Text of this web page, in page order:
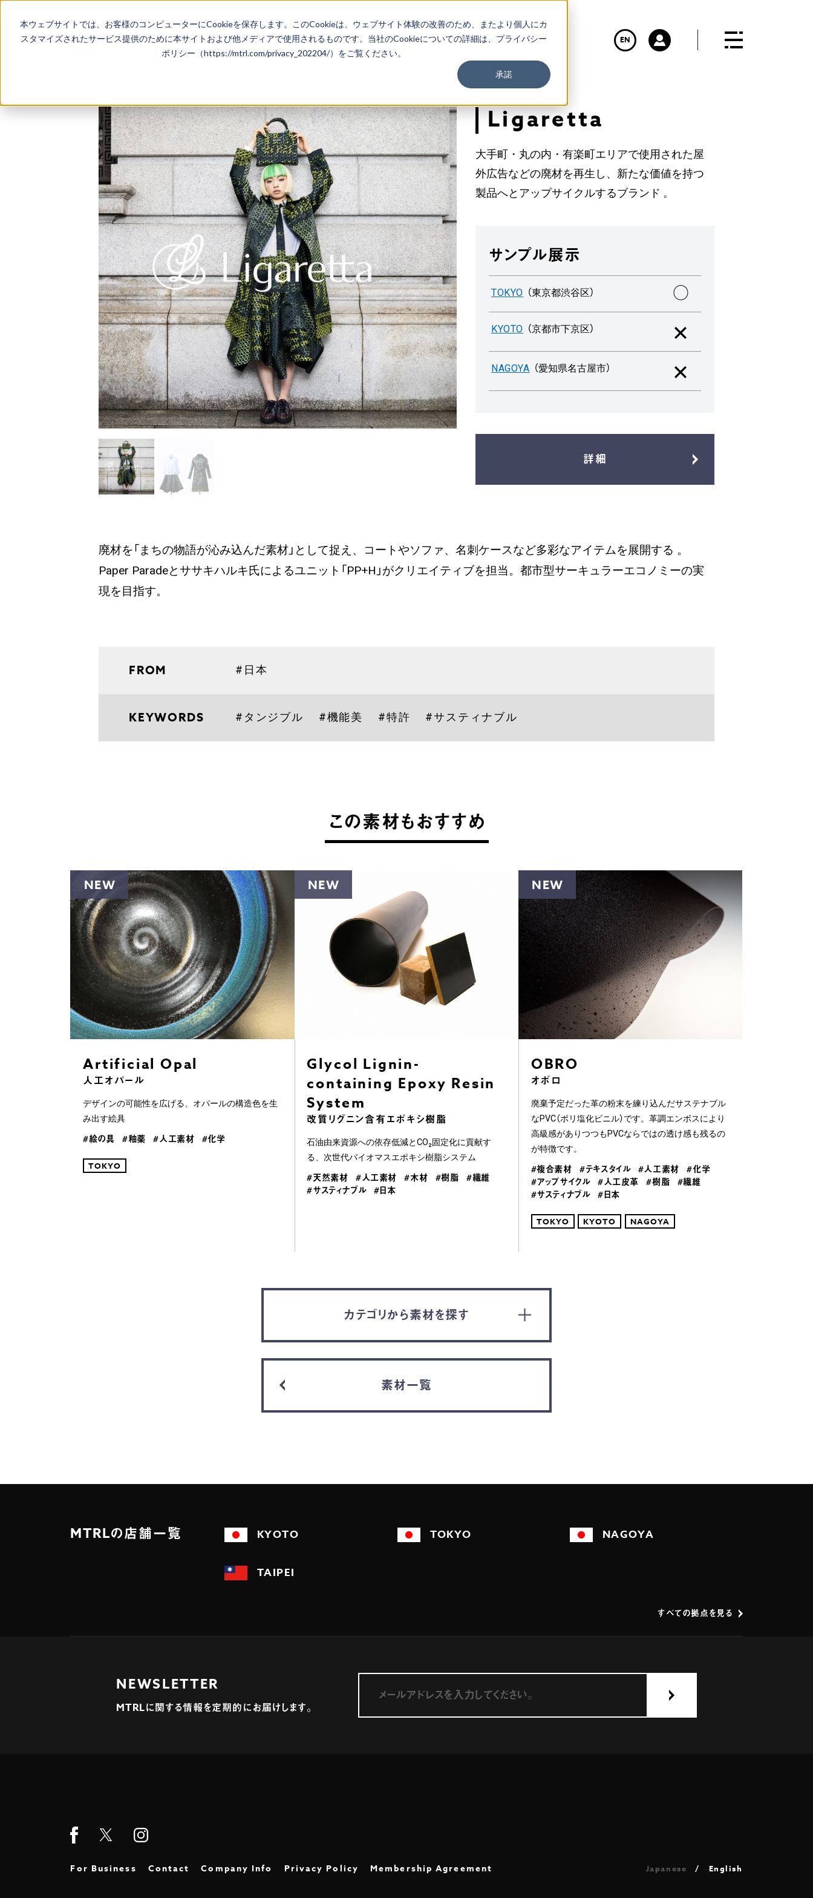
本ウェブサイトでは、お客様のコンピューターにCookieを保存します。このCookieは、ウェブサイト体験の改善のため、またより個人にカ
スタマイズされたサービス提供のために本サイトおよび他メディアで使用されるものです。当社のCookieについての詳細は、プライバシー
ポリシー（https://mtrl.com/privacy_202204/）をご覧ください。
承諾
EN
Ligaretta
大手町・丸の内・有楽町エリアで使用された屋
外広告などの廃材を再生し、新たな価値を持つ
製品へとアップサイクルするブランド 。
サンプル展示
TOKYO （東京都渋谷区） ○
KYOTO （京都市下京区） ×
NAGOYA （愛知県名古屋市） ×
詳細
廃材を「まちの物語が沁み込んだ素材」として捉え、コートやソファ、名刺ケースなど多彩なアイテムを展開する 。
Paper Paradeとササキハルキ氏によるユニット「PP+H」がクリエイティブを担当。都市型サーキュラーエコノミーの実
現を目指す。
FROM #日本
KEYWORDS #タンジブル #機能美 #特許 #サスティナブル
この素材もおすすめ
Artificial Opal︎
人工オパール︎
NEW
デザインの可能性を広げる、オパールの構造色を生
み出す絵具
#絵の具 #釉薬 #人工素材 #化学
TOKYO
Glycol Lignin-
containing Epoxy Resin
System︎
改質リグニン含有エポキシ樹脂︎
NEW
石油由来資源への依存低減とCO₂固定化に貢献す
る、次世代バイオマスエポキシ樹脂システム
#天然素材 #人工素材 #木材 #樹脂
#繊維
#サスティナブル
#日本
OBRO︎
オボロ︎
NEW
廃棄予定だった革の粉末を練り込んだサステナブル
なPVC（ポリ塩化ビニル）です。革調エンボスにより
高級感がありつつもPVCならではの透け感も残るの
が特徴です。
#複合素材 #テキスタイル #人工素材
#化学
#アップサイクル
#人工皮革 #樹脂
#繊維
#サスティナブル
#日本
TOKYO KYOTO NAGOYA
カテゴリから素材を探す
素材一覧
MTRLの店舗一覧 KYOTO TOKYO NAGOYA
TAIPEI
すべての拠点を見る
NEWSLETTER
MTRLに関する情報を定期的にお届けします。
For Business Contact Company Info Privacy Policy Membership Agreement Japanese English